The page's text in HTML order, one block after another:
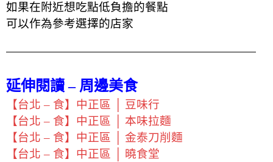
如果在附近想吃點低負擔的餐點
可以作為參考選擇的店家
延伸閱讀 – 周邊美食
【台北 – 食】中正區 │ 豆味行
【台北 – 食】中正區 │ 本味拉麵
【台北 – 食】中正區 │ 金泰刀削麵
【台北 – 食】中正區 │ 曉食堂